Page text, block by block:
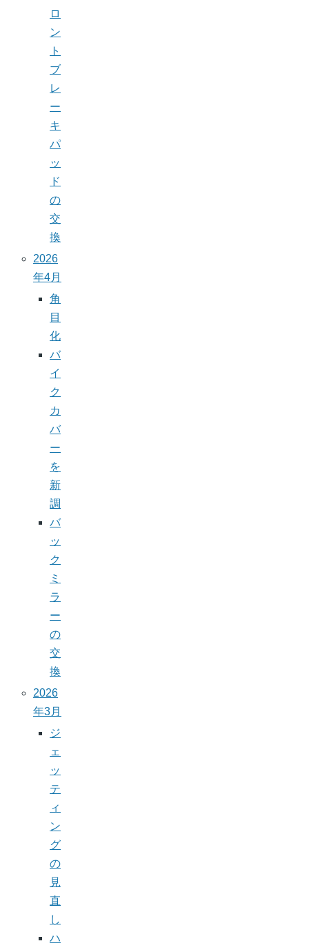
ロ
ン
ト
ブ
レ
ー
キ
パ
ッ
ド
の
交
換
2026
年4月
角
目
化
バ
イ
ク
カ
バ
ー
を
新
調
バ
ッ
ク
ミ
ラ
ー
の
交
換
2026
年3月
ジ
ェ
ッ
テ
ィ
ン
グ
の
見
直
し
ハ